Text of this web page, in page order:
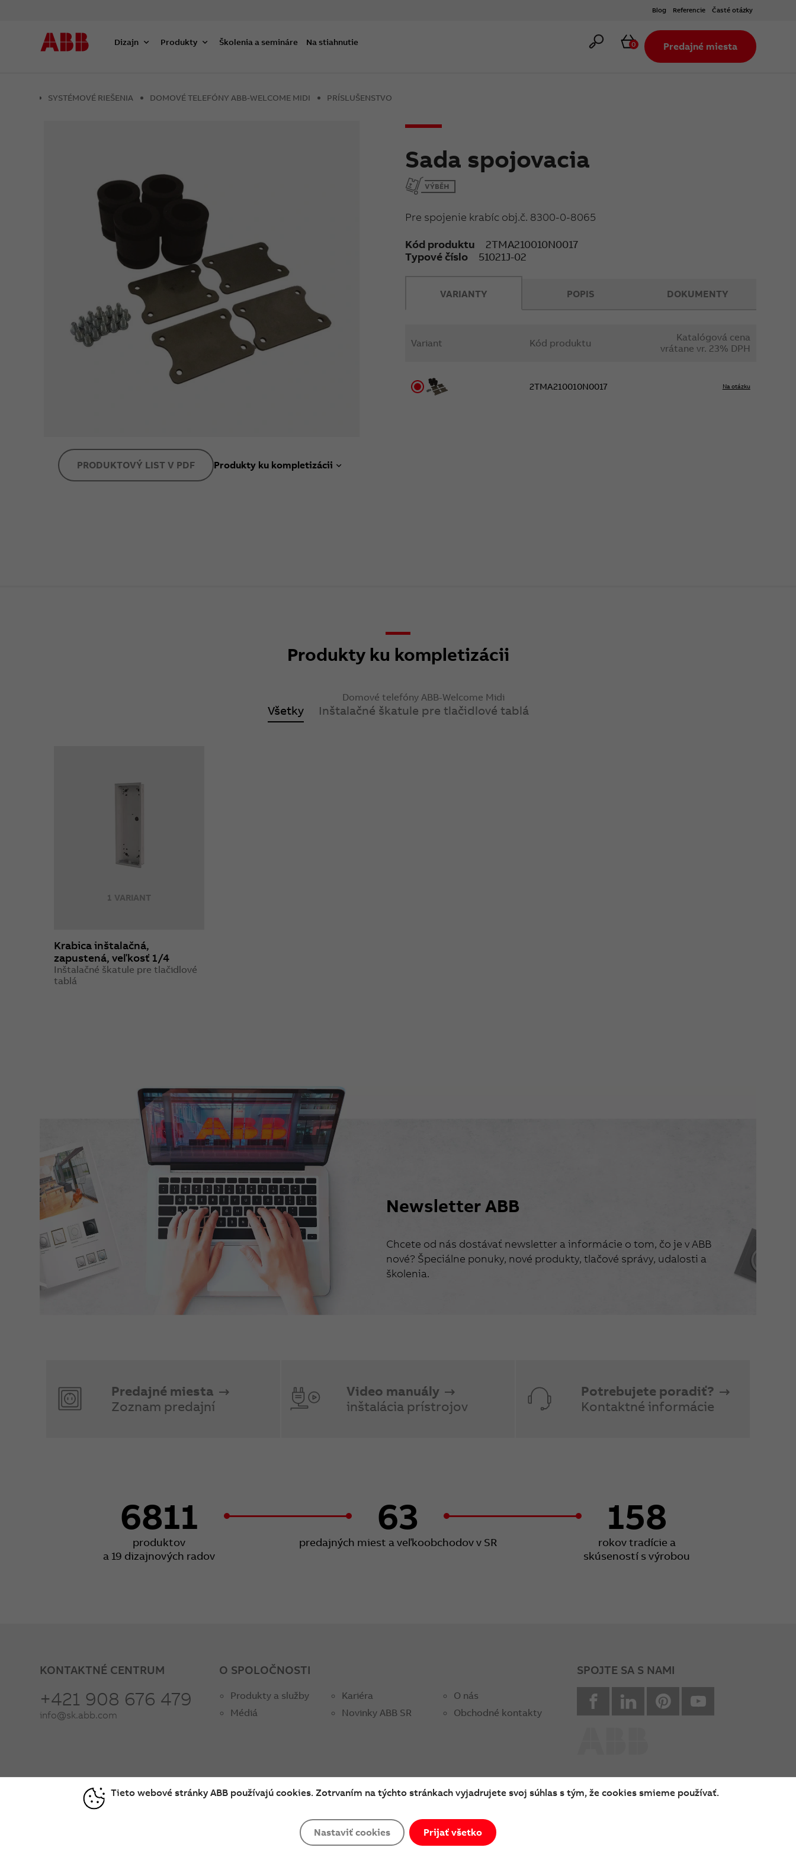
Blog Referencie Časté otázky
Dizajn Produkty Školenia a semináre Na stiahnutie Hľadať Košík
0 Predajné miesta
SYSTÉMOVÉ RIEŠENIA DOMOVÉ TELEFÓNY ABB-WELCOME MIDI PRÍSLUŠENSTVO
Sada spojovacia
Pre spojenie krabíc obj.č. 8300-0-8065
Kód produktu
2TMA210010N0017
Typové číslo
51021J-02
PRODUKTOVÝ LIST V PDF Produkty ku kompletizácii
VARIANTY
Variant Kód produktu
Katalógová cena
vrátane vr. 23% DPH
2TMA210010N0017 Na otázku
POPIS DOKUMENTY
Produkty ku kompletizácii
Všetky
Domové telefóny ABB-Welcome Midi
Inštalačné škatule pre tlačidlové tablá
1 VARIANT
Krabica inštalačná,
zapustená, veľkosť 1/4
Inštalačné škatule pre tlačidlové
tablá
Newsletter ABB
Chcete od nás dostávať newsletter a informácie o tom, čo je v ABB
nové? Špeciálne ponuky, nové produkty, tlačové správy, udalosti a
školenia.
Predajné miesta
Zoznam predajní
Video manuály
inštalácia prístrojov
Potrebujete poradiť?
Kontaktné informácie
6811
produktov
a 19 dizajnových radov
63
predajných miest a veľkoobchodov v SR
158
rokov tradície a
skúseností s výrobou
KONTAKTNÉ CENTRUM
+421 908 676 479
info@sk.abb.com
O SPOLOČNOSTI
Produkty a služby
Médiá
Kariéra
Novinky ABB SR
O nás
Obchodné kontakty
SPOJTE SA S NAMI
facebook Linkedin Pinterest
Cookies a ochrana súkromia
Tieto webové stránky ABB používajú cookies. Zotrvaním na týchto stránkach vyjadrujete svoj súhlas s tým, že cookies smieme používať.
Nastaviť cookies Prijať všetko